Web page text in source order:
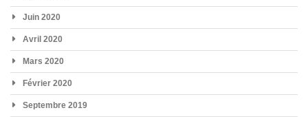
Juin 2020
Avril 2020
Mars 2020
Février 2020
Septembre 2019